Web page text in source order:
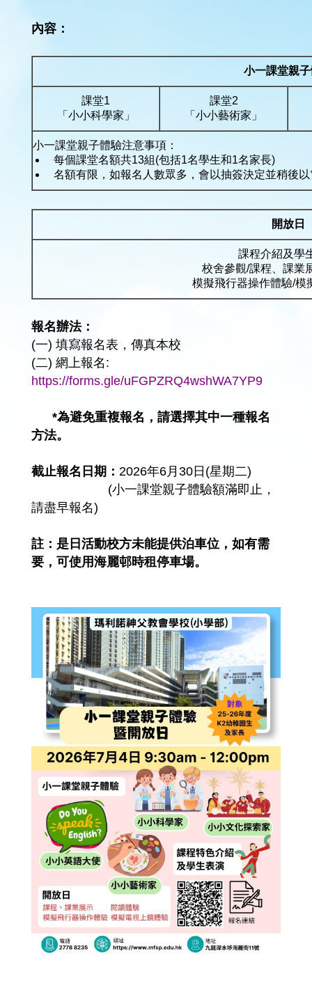
內容：
小一課堂親
課堂1
「小小科學家」
課堂2
「小小藝術家」
小一課堂親子體驗注意事項：
每個課堂名額共13組(包括1名學生和1名家長)
名額有限，如報名人數眾多，會以抽簽決定並稍後
開放日
課程介紹及學
校舍參觀/課程、課業
模擬飛行器操作體驗/模
報名辦法：
(一) 填寫報名表，傳真本校
(二) 網上報名:
https://forms.gle/uFGPZRQ4wshWA7YP9
*為避免重複報名，請選擇其中一種報名
方法。
截止報名日期：2026年6月30日(星期二)
(小一課堂親子體驗額滿即止，
請盡早報名)
註：是日活動校方未能提供泊車位，如有需
要，可使用海麗邨時租停車場。